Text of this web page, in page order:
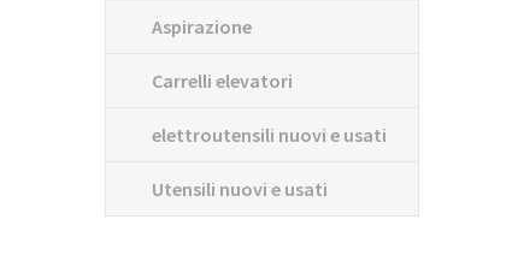
Aspirazione
Carrelli elevatori
elettroutensili nuovi e usati
Utensili nuovi e usati